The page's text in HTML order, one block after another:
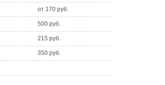
от 170 руб.
500 руб.
215 руб.
350 руб.